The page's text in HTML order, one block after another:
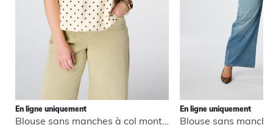
En ligne uniquement
Blouse sans manches à col montant
En ligne uniquement